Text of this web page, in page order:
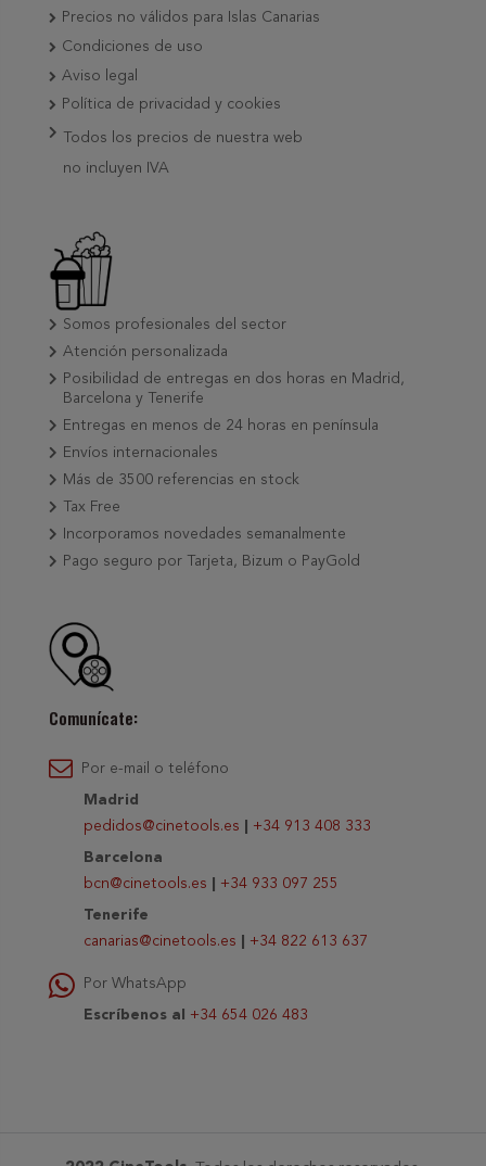
Precios no válidos para Islas Canarias
Condiciones de uso
Aviso legal
Política de privacidad y cookies
Todos los precios de nuestra web
no incluyen IVA
Somos profesionales del sector
Atención personalizada
Posibilidad de entregas en dos horas en Madrid,
Barcelona y Tenerife
Entregas en menos de 24 horas en península
Envíos internacionales
Más de 3500 referencias en stock
Tax Free
Incorporamos novedades semanalmente
Pago seguro por Tarjeta, Bizum o PayGold
Comunícate:
Por e-mail o teléfono
Madrid
pedidos@cinetools.es
+34 913 408 333
Barcelona
bcn@cinetools.es
+34 933 097 255
Tenerife
canarias@cinetools.es
+34 822 613 637
Por WhatsApp
Escríbenos al +34 654 026 483